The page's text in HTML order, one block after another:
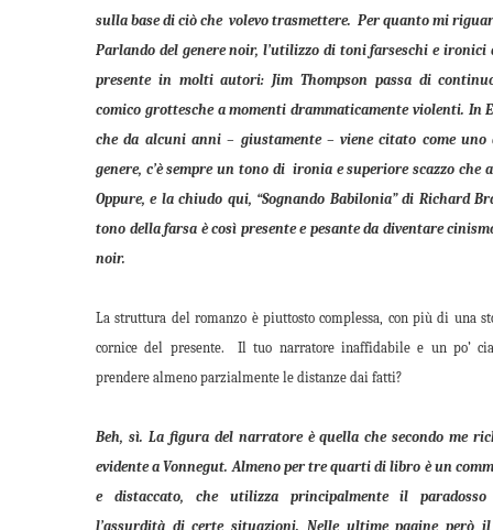
sulla base di ciò che volevo trasmettere. Per quanto mi
Parlando del genere noir, l’utilizzo di toni farseschi e ironici
presente in molti autori: Jim Thompson passa di
comico grottesche a momenti drammaticamente violenti. In
che da alcuni anni – giustamente – viene citato come uno
genere, c’è sempre un tono di ironia e superiore scazzo che
Oppure, e la chiudo qui, “Sognando Babilonia” di Richard
tono della farsa è così presente e pesante da diventare
noir.
La struttura del romanzo è piuttosto complessa, con più di una
cornice del presente. Il tuo narratore inaffidabile e un po’
prendere almeno parzialmente le distanze dai fatti?
Beh, sì. La figura del narratore è quella che secondo me
evidente a Vonnegut. Almeno per tre quarti di libro è un
e distaccato, che utilizza principalmente il
l’assurdità di certe situazioni. Nelle ultime pagine però